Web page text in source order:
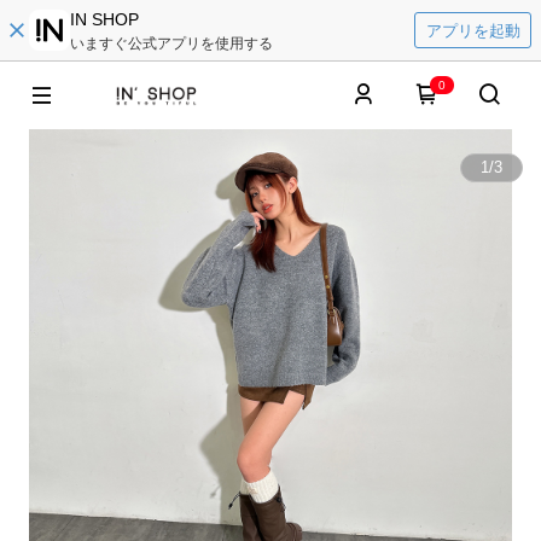
IN SHOP
いますぐ公式アプリを使用する
アプリを起動
0
1/3